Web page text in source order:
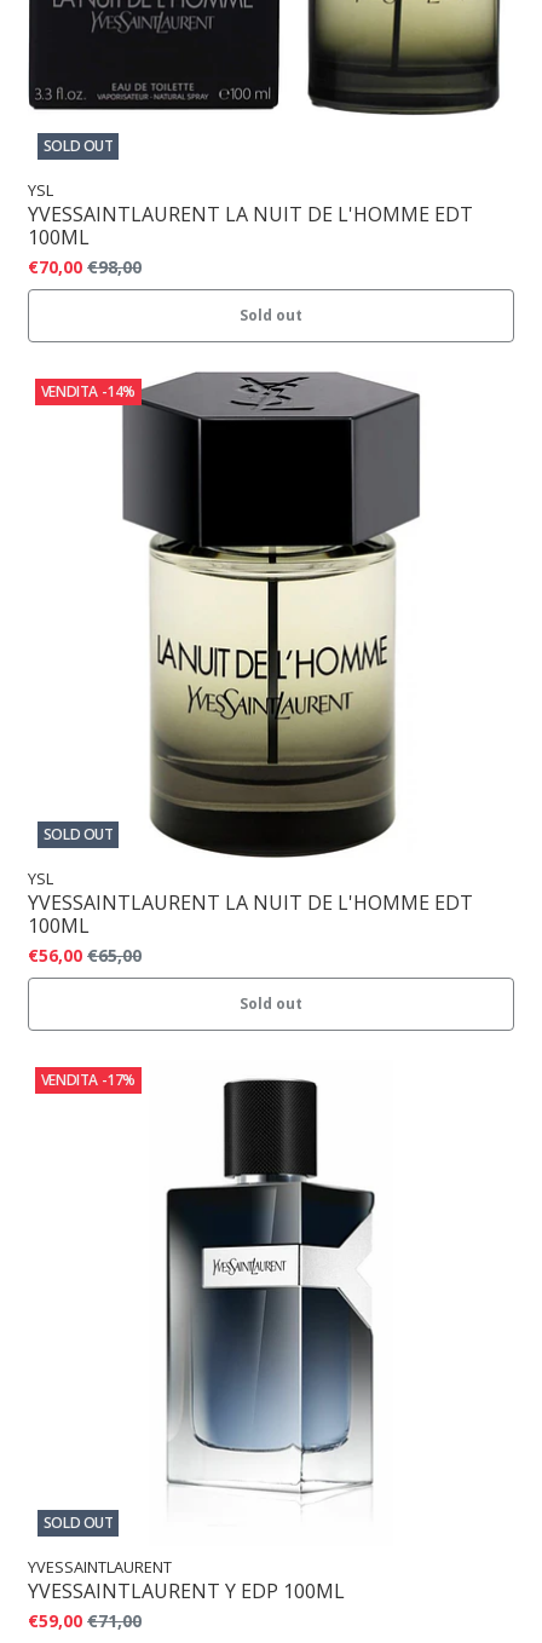
SOLD OUT
YSL
YVESSAINTLAURENT LA NUIT DE L'HOMME EDT
100ML
€70,00 €98,00
Sold out
VENDITA -14%
SOLD OUT
YSL
YVESSAINTLAURENT LA NUIT DE L'HOMME EDT
100ML
€56,00 €65,00
Sold out
VENDITA -17%
SOLD OUT
YVESSAINTLAURENT
YVESSAINTLAURENT Y EDP 100ML
€59,00 €71,00